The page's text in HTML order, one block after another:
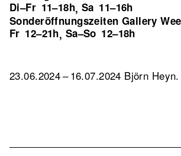
Di–Fr 11–18h, Sa 11–16h
Sonderöffnungszeiten Gallery
Fr 12–21h, Sa–So 12–18h
23.06.2024 – 16.07.2024 Björn Heyn.